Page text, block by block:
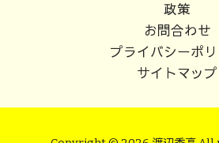
政策
お問合わせ
プライバシーポ
サイトマップ